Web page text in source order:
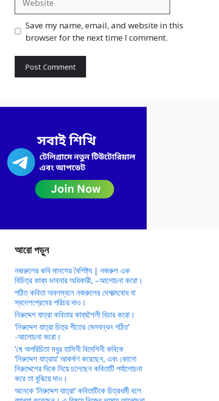
Save my name, email, and website in this
browser for the next time I comment.
আরো পড়ুন
নজরুলের কবি মানসের বৈশিষ্ট্য | নজরুল এক
বিচিত্র কাব্য ভাবনার অধিকারী, –আলোচনা করো।
পঠিত কবিতা অবলম্বনে নজরুলের দেশাত্মবোধ বা
স্বদেশপ্রেমের পরিচয় দাও।
নিরুদ্দেশ যাত্রা কবিতার কাব্যশৈলী বিচার করো।
‘নিরুদ্দেশ যাত্রা চিত্র গীতের মেলবন্ধন গঠিত’
-আলোচনা করো।
‘ষে অপরিচিতা মধুর হাসিনী বিদেশিনী কবিকে
‘নিরুদ্দেশ যাত্রায়’ আকর্ষণ করেছেন, এবং কোনো
নিরুদ্দেশের দিকে নিয়ে চলেছেন কবিতাটি পর্যালোচনা
করে তা বুঝিয়ে দাও।
অনেকে ‘নিরুদ্দেশ যাত্রা’ কবিতাটিকে চিত্রধর্মী বলে